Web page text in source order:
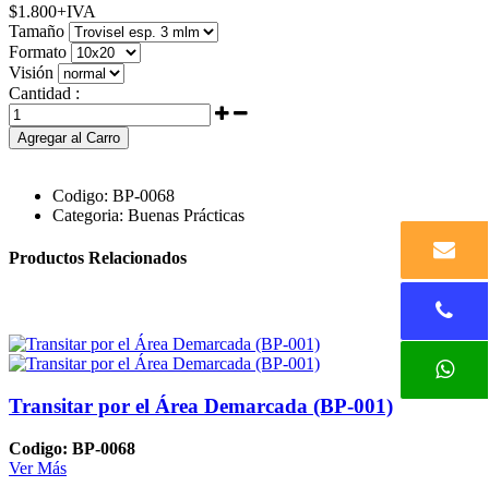
$1.800+IVA
Tamaño
Formato
Visión
Cantidad :
Agregar al Carro
Codigo: BP-0068
Categoria: Buenas Prácticas
Productos Relacionados
Transitar por el Área Demarcada (BP-001)
Codigo: BP-0068
Ver Más